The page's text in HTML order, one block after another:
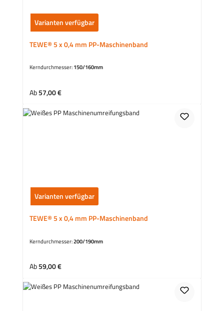
Varianten verfügbar
TEWE® 5 x 0,4 mm PP-Maschinenband
Kerndurchmesser:150/160mm
Regulärer Preis:
Ab57,00 €
Varianten verfügbar
TEWE® 5 x 0,4 mm PP-Maschinenband
Kerndurchmesser:200/190mm
Regulärer Preis:
Ab59,00 €